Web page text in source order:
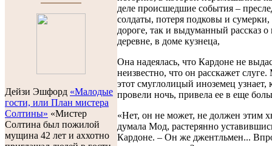
Дейзи Эшфорд «Малодые
гости, или План мистера
Солтины» «Мистер
Солтина был пожилой
мущина 42 лет и аххотно
деле происшедшие события –
солдаты, потеря подковы и
дороге, так и выдуманный рассказ о
деревне, в доме кузнеца,
Она надеялась, что Кардоне не
неизвестно, что он расскажет
этот смуглолицый иноземец узнает,
провели ночь, привела ее в еще
«Нет, он не может, не должен этим
думала Мод, растерянно
Кардоне. – Он же джентльмен...